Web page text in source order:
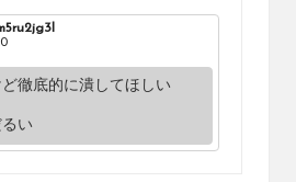
徹底的に潰してほしい
い